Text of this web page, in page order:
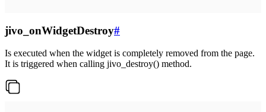
jivo_onWidgetDestroy#
Is executed when the widget is completely removed from the page.
It is triggered when calling jivo_destroy() method.